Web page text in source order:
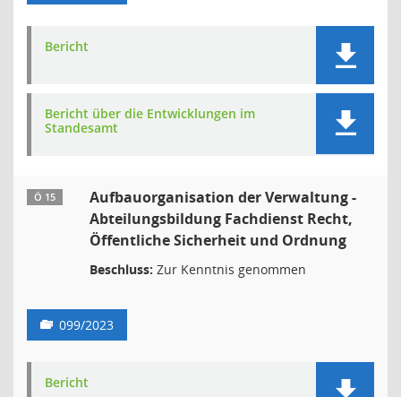
Bericht
Bericht über die Entwicklungen im
Standesamt
Ö 15
Aufbauorganisation der Verwaltung -
Abteilungsbildung Fachdienst Recht,
Öffentliche Sicherheit und Ordnung
Beschluss: Zur Kenntnis genommen
099/2023
Bericht